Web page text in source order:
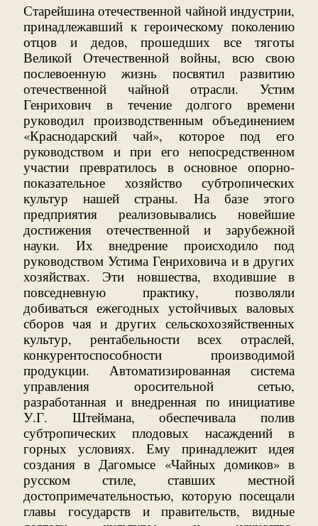
Старейшина отечественной чайной индустрии,
принадлежавший к героическому поколению
отцов и дедов, прошедших все тяготы
Великой Отечественной войны, всю свою
послевоенную жизнь посвятил развитию
отечественной чайной отрасли. Устим
Генрихович в течение долгого времени
руководил производственным объединением
«Краснодарский чай», которое под его
руководством и при его непосредственном
участии превратилось в основное опорно-
показательное хозяйство субтропических
культур нашей страны. На базе этого
предприятия реализовывались новейшие
достижения отечественной и зарубежной
науки. Их внедрение происходило под
руководством Устима Генриховича и в других
хозяйствах. Эти новшества, входившие в
повседневную практику, позволяли
добиваться ежегодных устойчивых валовых
сборов чая и других сельскохозяйственных
культур, рентабельности всех отраслей,
конкурентоспособности производимой
продукции. Автоматизированная система
управления оросительной сетью,
разработанная и внедренная по инициативе
У.Г. Штеймана, обеспечивала полив
субтропических плодовых насаждений в
горных условиях. Ему принадлежит идея
создания в Дагомысе «Чайных домиков» в
русском стиле, ставших местной
достопримечательностью, которую посещали
главы государств и правительств, видные